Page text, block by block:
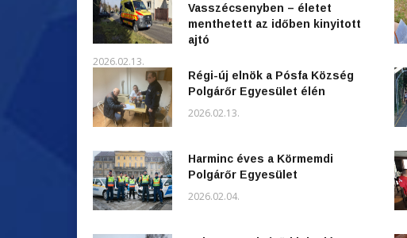
Vasszécsenyben – életet
menthetett az időben kinyitott
ajtó
2026.02.13.
Régi-új elnök a Pósfa Község
Polgárőr Egyesület élén
2026.02.13.
Harminc éves a Körmemdi
Polgárőr Egyesület
2026.02.04.